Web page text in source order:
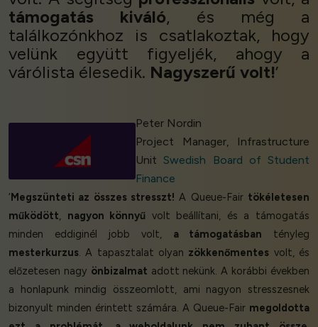
támogatás
kiváló, és még a
találkozónkhoz is csatlakoztak, hogy
velünk együtt figyeljék, ahogy a
várólista élesedik. Nagyszerű volt!’
Peter Nordin
Project Manager, Infrastructure
Unit Swedish Board of Student
Finance
‘ Megszünteti az összes stresszt! A Queue-Fair tökéletesen
működött, nagyon könnyű volt beállítani, és a támogatás
minden eddiginél jobb volt, a támogatásban tényleg
mesterkurzus. A tapasztalat olyan zökkenőmentes volt, és
előzetesen nagy önbizalmat adott nekünk. A korábbi években
a honlapunk mindig összeomlott, ami nagyon stresszesnek
bizonyult minden érintett számára. A Queue-Fair megoldotta